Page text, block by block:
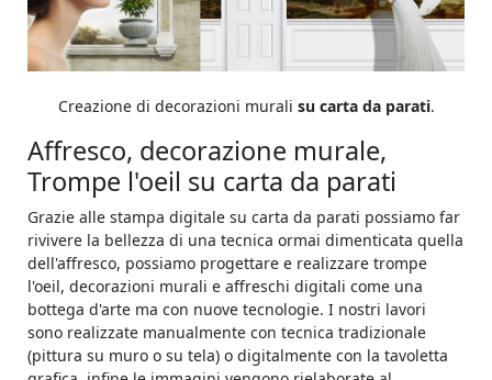
Creazione di decorazioni murali su carta da parati.
Affresco, decorazione murale,
Trompe l'oeil su carta da parati
Grazie alle stampa digitale su carta da parati possiamo far
rivivere la bellezza di una tecnica ormai dimenticata quella
dell'affresco, possiamo progettare e realizzare trompe
l'oeil, decorazioni murali e affreschi digitali come una
bottega d'arte ma con nuove tecnologie. I nostri lavori
sono realizzate manualmente con tecnica tradizionale
(pittura su muro o su tela) o digitalmente con la tavoletta